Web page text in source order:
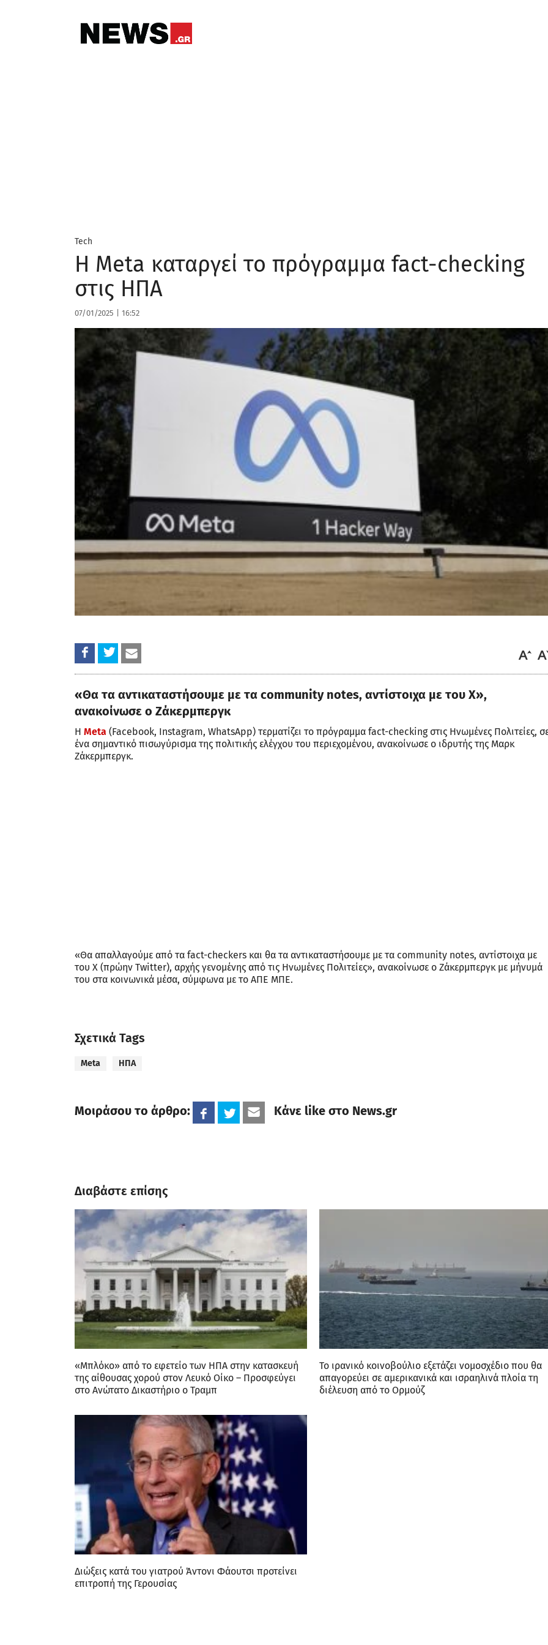
Tech
Η Meta καταργεί το πρόγραμμα fact-checking
στις ΗΠΑ
07/01/2025 16:52
«Θα τα αντικαταστήσουμε με τα community notes, αντίστοιχα με του Χ»,
ανακοίνωσε ο Ζάκερμπεργκ
Η Meta (Facebook, Instagram, WhatsApp) τερματίζει το πρόγραμμα fact-checking στις Ηνωμένες Πολιτείες,
ένα σημαντικό πισωγύρισμα της πολιτικής ελέγχου του περιεχομένου, ανακοίνωσε ο ιδρυτής της Μαρκ
Ζάκερμπεργκ.
«Θα απαλλαγούμε από τα fact-checkers και θα τα αντικαταστήσουμε με τα community notes, αντίστοιχα με
του Χ (πρώην Twitter), αρχής γενομένης από τις Ηνωμένες Πολιτείες», ανακοίνωσε ο Ζάκερμπεργκ με μήνυμά
του στα κοινωνικά μέσα, σύμφωνα με το ΑΠΕ ΜΠΕ.
Σχετικά Tags
Meta ΗΠΑ
Μοιράσου το άρθρο: Κάνε like στο News.gr
Διαβάστε επίσης
«Μπλόκο» από το εφετείο των ΗΠΑ στην κατασκευή
της αίθουσας χορού στον Λευκό Οίκο – Προσφεύγει
στο Ανώτατο Δικαστήριο ο Τραμπ
Το ιρανικό κοινοβούλιο εξετάζει νομοσχέδιο που θα
απαγορεύει σε αμερικανικά και ισραηλινά πλοία τη
διέλευση από το Ορμούζ
Διώξεις κατά του γιατρού Άντονι Φάουτσι προτείνει
επιτροπή της Γερουσίας